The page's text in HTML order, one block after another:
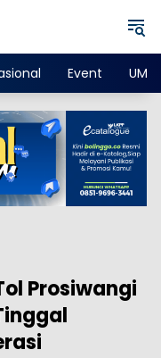
Event
Prosiwangi